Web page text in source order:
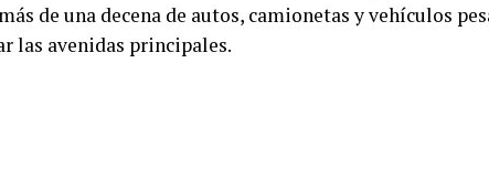
de una decena de autos, camionetas y vehículos
las avenidas principales.